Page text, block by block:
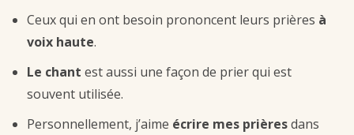
Ceux qui en ont besoin prononcent leurs prières à
voix haute.
Le chant est aussi une façon de prier qui est
souvent utilisée.
Personnellement, j’aime écrire mes prièresdans